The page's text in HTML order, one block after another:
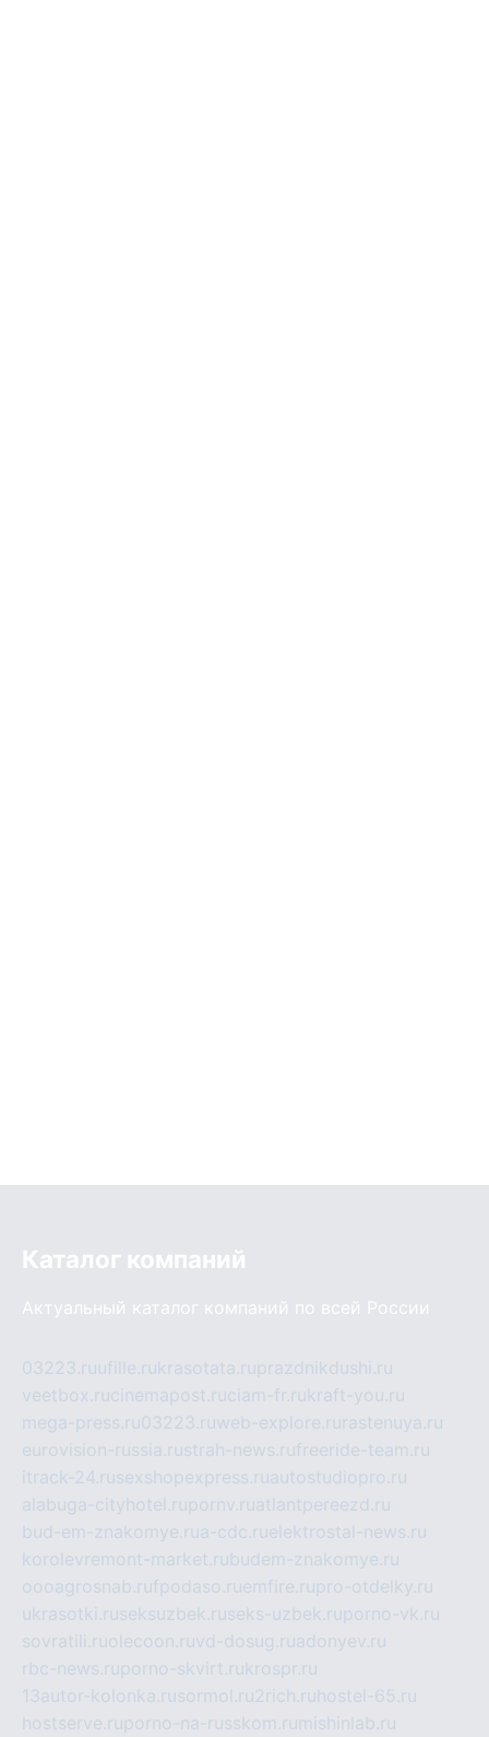
Каталог компаний
Актуальный каталог компаний по всей России
03223.ruufille.rukrasotata.ruprazdnikdushi.ru
veetbox.rucinemapost.ruciam-fr.rukraft-you.ru
mega-press.ru03223.ruweb-explore.ru rastenuya.ru
eurovision-russia.rustrah-news.rufreeride-team.ru
itrack-24.rusexshopexpress.ruautostudiopro.ru
alabuga-cityhotel.rupornv.ruatlantpereezd.ru
bud-em-znakomye.rua-cdc.ruelektrostal-news.ru
korolevremont-market.rubudem-znakomye.ru
oooagrosnab.rufpodaso.ruemfire.rupro-otdelky.ru
ukrasotki.ruseksuzbek.ruseks-uzbek.ruporno-vk.ru
sovratili.ruolecoon.ruvd-dosug.ruadonyev.ru
rbc-news.ruporno-skvirt.rukrospr.ru
13autor-kolonka.rusormol.ru2rich.ru hostel-65.ru
hostserve.ruporno-na-russkom.ru mishinlab.ru